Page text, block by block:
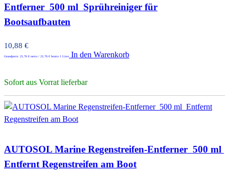
Entferner  500 ml  Sprühreiniger für
Bootsaufbauten
10,88 €
Grundpreis: 21,76 € netto / 21,76 € brutto 1 Liter In den Warenkorb
Sofort aus Vorrat lieferbar
AUTOSOL Marine Regenstreifen-Entferner  500 ml 
Entfernt Regenstreifen am Boot